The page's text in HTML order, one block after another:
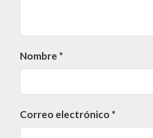
Nombre *
Correo electrónico *